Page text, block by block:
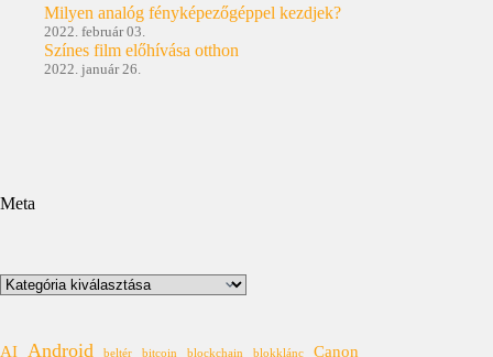
Milyen analóg fényképezőgéppel kezdjek?
2022. február 03.
Színes film előhívása otthon
2022. január 26.
Meta
Kategóriák
AI Android beltér bitcoin blockchain blokklánc Canon